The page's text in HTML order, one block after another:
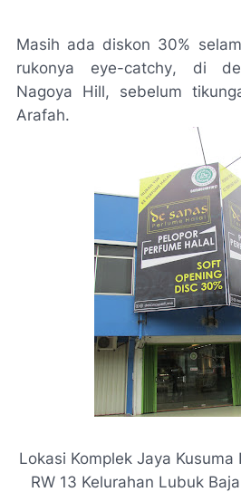
Masih ada diskon 30%
rukonya eye-catchy, di
Nagoya Hill, sebelum
Arafah.
Lokasi Komplek Jaya
RW 13 Kelurahan Lubuk